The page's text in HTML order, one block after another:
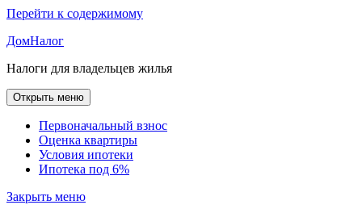
Перейти к содержимому
ДомНалог
Налоги для владельцев жилья
Открыть меню
Первоначальный взнос
Оценка квартиры
Условия ипотеки
Ипотека под 6%
Закрыть меню